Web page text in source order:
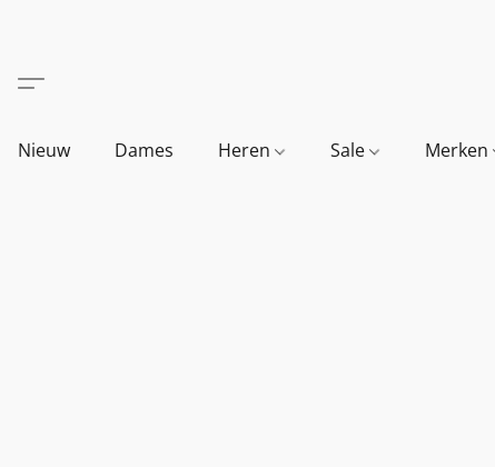
Nieuw Dames Heren Sale Merken